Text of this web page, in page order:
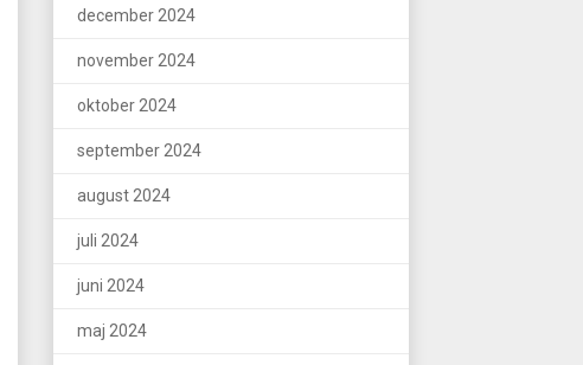
december 2024
november 2024
oktober 2024
september 2024
august 2024
juli 2024
juni 2024
maj 2024